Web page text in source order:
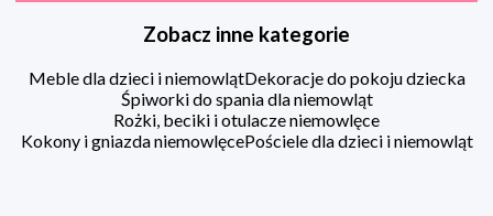
Zobacz inne kategorie
Meble dla dzieci i niemowlątDekoracje do pokoju dziecka
Śpiworki do spania dla niemowląt
Rożki, beciki i otulacze niemowlęce
Kokony i gniazda niemowlęcePościele dla dzieci i niemowląt